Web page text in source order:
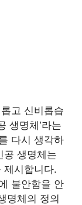
고 신비롭습
생명체’라는
다시 생각하
공 생명체는
제시합니다.
불안함을 안
명체의 정의